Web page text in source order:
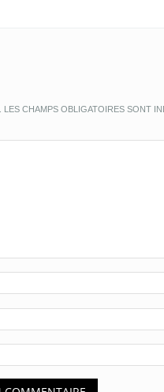
LES CHAMPS OBLIGATOIRES SONT